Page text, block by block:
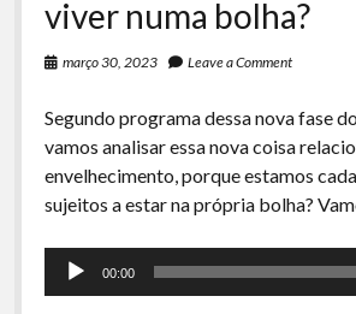
Curva Belas Artes
Curva Classics
La Siesta Podcast
Boca do Lixo
Arquivo CDR
Almir Ribeiro
Felype Silva
Kaique Xavier
Mateus Mantoan
twitterfacebookinstagramyoutube
rss email
viver numa bolha?
março 30, 2023 Leave a Comment
Segundo programa dessa nova fase
vamos analisar essa nova coisa
envelhecimento, porque estamos
sujeitos a estar na própria bolha?
Tocador
00:00